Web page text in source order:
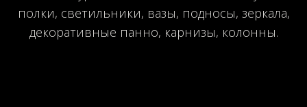
полки, светильники, вазы, подносы, зеркала,
декоративные панно, карнизы, колонны.